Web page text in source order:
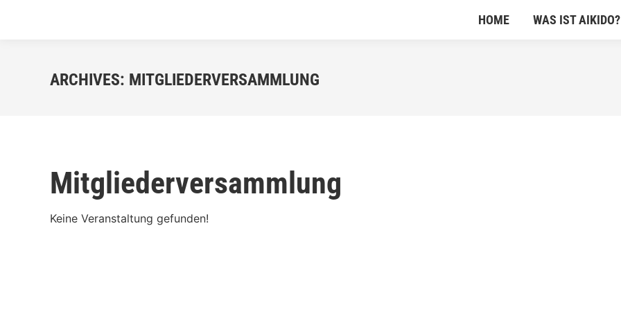
HOME WAS IST AIKIDO?
ARCHIVES: MITGLIEDERVERSAMMLUNG
Mitgliederversammlung
Keine Veranstaltung gefunden!
HOME WAS IST AIKIDO?